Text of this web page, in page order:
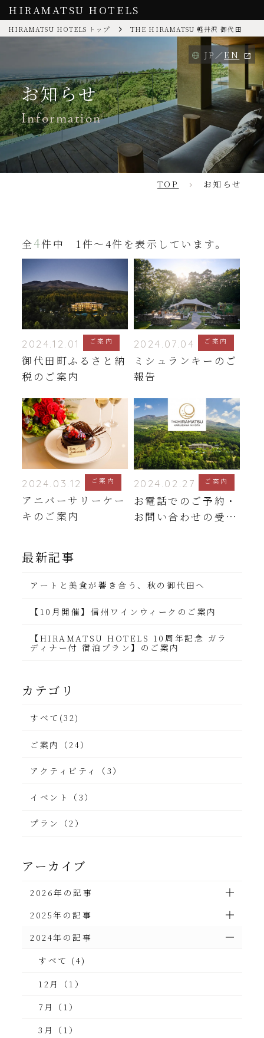
HIRAMATSU HOTELS
HIRAMATSU HOTELS トップ THE HIRAMATSU 軽井沢 御代田
JP EN
お知らせ
Information
TOP お知らせ
全4件中 1件～4件を表示しています。
2024.12.01 ご案内
御代田町ふるさと納
税のご案内
2024.07.04 ご案内
ミシュランキーのご
報告
2024.03.12 ご案内
アニバーサリーケー
キのご案内
2024.02.27 ご案内
お電話でのご予約・
お問い合わせの受付
最新記事
アートと美食が響き合う、秋の御代田へ
【10月開催】信州ワインウィークのご案内
【HIRAMATSU HOTELS 10周年記念 ガラ
ディナー付 宿泊プラン】のご案内
カテゴリ
すべて(32)
ご案内（24）
アクティビティ（3）
イベント（3）
プラン（2）
アーカイブ
2026年の記事
2025年の記事
2024年の記事
すべて (4)
12月（1）
7月（1）
3月（1）